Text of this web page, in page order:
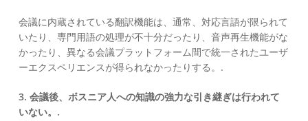
会議に内蔵されている翻訳機能は、通常、対応言語が限られて
いたり、専門用語の処理が不十分だったり、音声再生機能がな
かったり、異なる会議プラットフォーム間で統一されたユーザ
ーエクスペリエンスが得られなかったりする。.
3. 会議後、ボスニア人への知識の強力な引き継ぎは行われて
いない。.